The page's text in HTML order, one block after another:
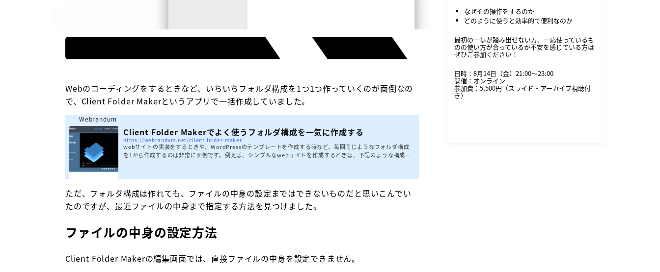
Webのコーディングをするときなど、いちいちフォルダ構成を1つ1つ作っていくのが面倒なの
で、 Client Folder Makerというアプリで一括作成していました。
Webrandum
Client Folder Makerでよく使うフォルダ構成を一気に作成する
https://webrandum.net/client-folder-maker
webサイトの実装をするときや、WordPressのテンプレートを作成する時など、毎回同じようなフォルダ構成
を1から作成するのは非常に面倒です。例えば、シンプルなwebサイトを作成するときは、下記のような構成の
dex.htmlClient Folder Makerを使えば、このような...
ただ、フォルダ構成は作れても、ファイルの中身の設定まではできないものだと思いこんでい
たのですが、最近ファイルの中身まで指定する方法を見つけました。
ファイルの中身の設定方法
Client Folder Makerの編集画面では、直接ファイルの中身を設定できません。
なぜその操作をするのか
どのように使うと効率的で便利なのか
最初の一歩が踏み出せない方、一応使っているも
のの使い方が合っているか不安を感じている方は
ぜひご参加ください！
日時：8月14日（金）21:00〜23:00
開催：オンライン
参加費：5,500円（スライド・アーカイブ視聴付
き）